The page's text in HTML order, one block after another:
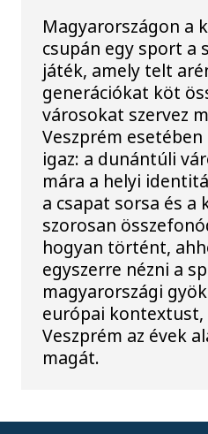
Magyarországon a
csupán egy sport a
játék, amely telt
generációkat köt
városokat szervez
Veszprém
igaz: a dunántúli
mára a helyi
a csapat sorsa és a
szorosan
hogyan történt,
egyszerre nézni a
magyarországi
európai kontextust,
Veszprém az évek
magát.